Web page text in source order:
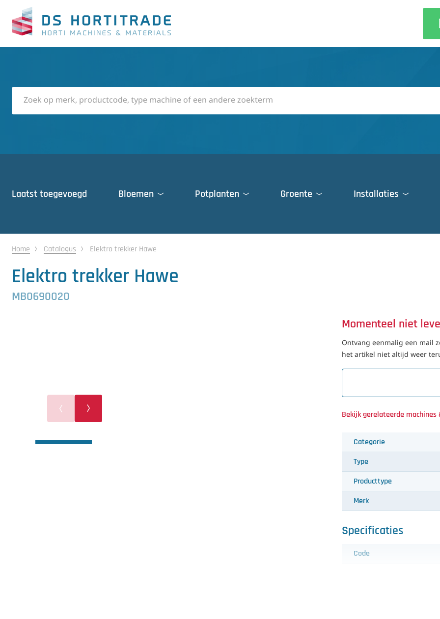
Laatst toegevoegd Bloemen Potplanten
Groente
Gewasbescherming
Ontvochtiging
Ventilatoren
Laatst toegevoegd
Installaties
Home Catalogus Elektro trekker Hawe
Elektro trekker Hawe
MB0690020
Momenteel niet
Ontvang eenmalig een mail
het artikel niet altijd weer
Bekijk gerelateerde
Categorie
Type
Producttype
Merk
Specificaties
Code